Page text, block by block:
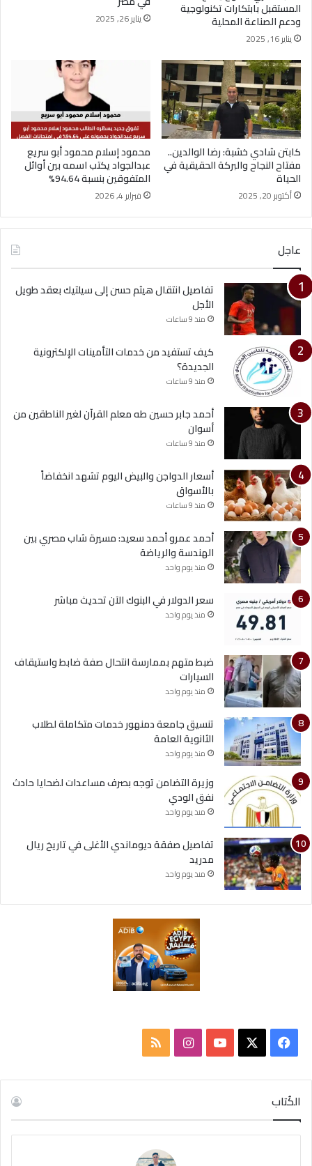
المستقبل بابتكارات تكنولوجية
ودعم الصناعة المحلية
يناير 16, 2025
يناير 26, 2025
كابتن شادي خشبة: رضا الوالدين..
مفتاح النجاح والبركة الحقيقية في
الحياة
أكتوبر 20, 2025
محمود إسلام محمود أبو سريع
عبدالجواد يكتب اسمه بين أوائل
المتفوقين بنسبة 94.64%
فبراير 4, 2026
عاجل
تفاصيل انتقال هيثم حسن إلى سيلتيك بعقد طويل
الأجل
منذ 9 ساعات
كيف تستفيد من خدمات التأمينات الإلكترونية
الجديدة؟
منذ 9 ساعات
أحمد جابر حسين طه معلم القرآن لغير الناطقين من
أسوان
منذ 9 ساعات
أسعار الدواجن والبيض اليوم تشهد انخفاضاً
بالأسواق
منذ 9 ساعات
أحمد عمرو أحمد سعيد: مسيرة شاب مصري بين
الهندسة والرياضة
منذ يوم واحد
سعر الدولار في البنوك الآن تحديث مباشر
منذ يوم واحد
ضبط متهم بممارسة انتحال صفة ضابط واستيقاف
السيارات
منذ يوم واحد
تنسيق جامعة دمنهور خدمات متكاملة لطلاب
الثانوية العامة
منذ يوم واحد
وزيرة التضامن توجه بصرف مساعدات لضحايا حادث
نفق الودي
منذ يوم واحد
تفاصيل صفقة ديوماندي الأغلى في تاريخ ريال
مدريد
منذ يوم واحد
س
ب
u
ت
ص
ا
الكُتاب